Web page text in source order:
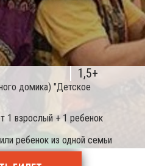
1,5+
домика) "Детское
1 взрослый + 1 ребенок
ребенок из одной семьи